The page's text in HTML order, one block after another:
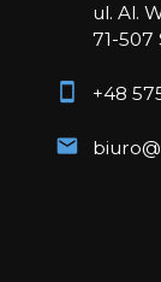
ul. Al.
71-507
+48